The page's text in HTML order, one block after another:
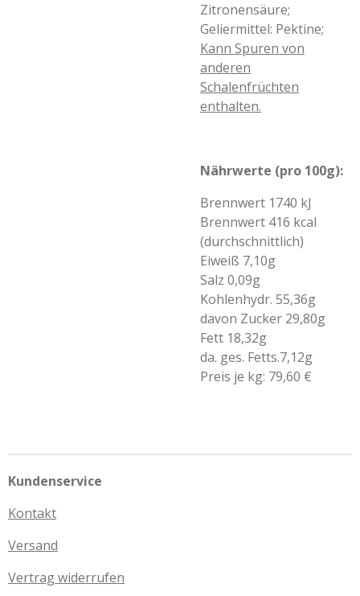
Zitronensäure;
Geliermittel: Pektine;
Kann Spuren von
anderen
Schalenfrüchten
enthalten.
Nährwerte (pro 100g):
Brennwert 1740 kJ
Brennwert 416 kcal
(durchschnittlich)
Eiweiß 7,10g
Salz 0,09g
Kohlenhydr. 55,36g
davon Zucker 29,80g
Fett 18,32g
da. ges. Fetts.7,12g
Preis je kg: 79,60 €
Kundenservice
Kontakt
Versand
Vertrag widerrufen